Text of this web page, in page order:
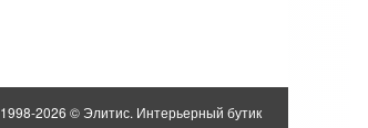
1998-2026 © Элитис. Интерьерный бутик